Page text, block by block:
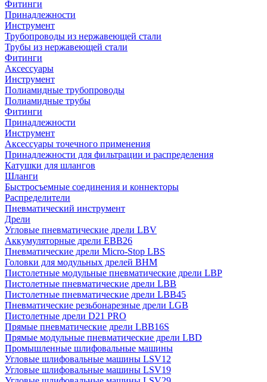
Фитинги
Принадлежности
Инструмент
Трубопроводы из нержавеющей стали
Трубы из нержавеющей стали
Фитинги
Аксессуары
Инструмент
Полиамидные трубопроводы
Полиамидные трубы
Фитинги
Принадлежности
Инструмент
Аксессуары точечного применения
Принадлежности для фильтрации и распределения
Катушки для шлангов
Шланги
Быстросъемные соединения и коннекторы
Распределители
Пневматический инструмент
Дрели
Угловые пневматические дрели LBV
Аккумуляторные дрели EBB26
Пневматические дрели Micro-Stop LBS
Головки для модульных дрелей BHM
Пистолетные модульные пневматические дрели LBP
Пистолетные пневматические дрели LBB
Пистолетные пневматические дрели LBB45
Пневматические резьбонарезные дрели LGB
Пистолетные дрели D21 PRO
Прямые пневматические дрели LBB16S
Прямые модульные пневматические дрели LBD
Промышленные шлифовальные машины
Угловые шлифовальные машины LSV12
Угловые шлифовальные машины LSV19